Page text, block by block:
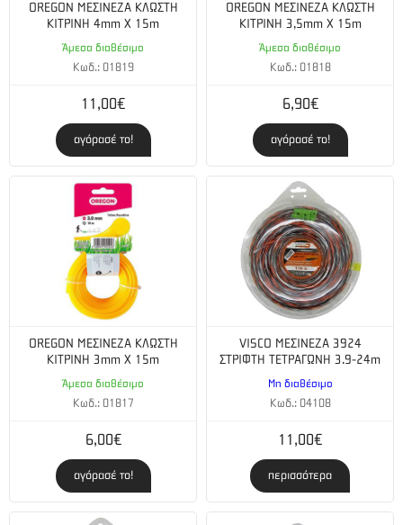
OREGON ΜΕΣΙΝΕΖΑ ΚΛΩΣΤΗ
ΚΙΤΡΙΝΗ 4mm X 15m
Άμεσα διαθέσιμο
Κωδ.: 01819
11,00€
αγόρασέ το!
OREGON ΜΕΣΙΝΕΖΑ ΚΛΩΣΤΗ
ΚΙΤΡΙΝΗ 3,5mm X 15m
Άμεσα διαθέσιμο
Κωδ.: 01818
6,90€
αγόρασέ το!
OREGON ΜΕΣΙΝΕΖΑ ΚΛΩΣΤΗ
ΚΙΤΡΙΝΗ 3mm X 15m
Άμεσα διαθέσιμο
Κωδ.: 01817
6,00€
αγόρασέ το!
VISCO ΜΕΣΙΝΕΖΑ 3924
ΣΤΡΙΦΤΗ ΤΕΤΡΑΓΩΝΗ 3.9-24m
Μη διαθέσιμο
Κωδ.: 04108
11,00€
περισσότερα